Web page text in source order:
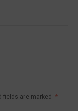
fields are marked *